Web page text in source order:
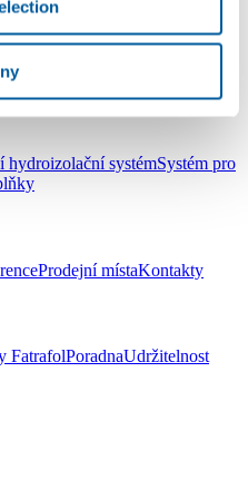
hydroizolační systémSystém pro
Prodejní místaKontakty
FatrafolPoradnaUdržitelnost